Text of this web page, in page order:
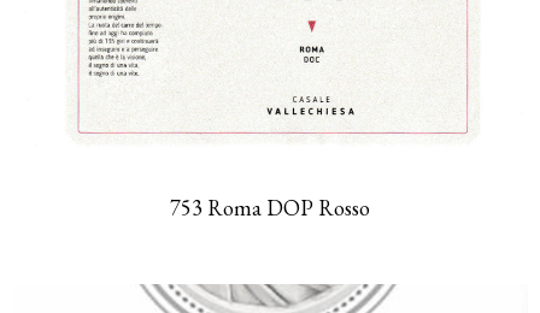
753 Roma DOP Rosso